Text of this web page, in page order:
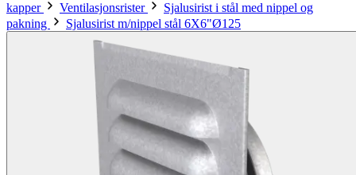
kapper
Ventilasjonsrister
Sjalusirist i stål med nippel og
pakning
Sjalusirist m/nippel stål 6X6"Ø125